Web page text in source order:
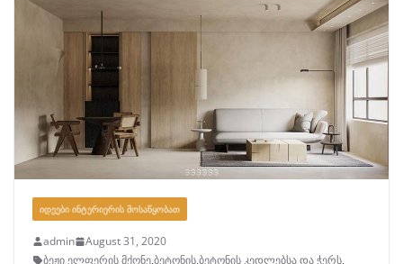
ᲘᲓᲔᲔᲑᲘ ᲘᲜᲢᲔᲠᲘᲔᲠᲘᲡ ᲛᲝᲡᲐᲬᲧᲝᲑᲐᲗ
admin
August 31, 2020
ბეჟი ელფერის მქონე,ბეტონის,ბეტონის კედლებსა და ჭერს,